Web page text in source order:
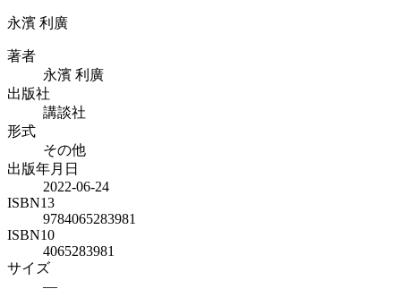
永濱 利廣
著者
永濱 利廣
出版社
講談社
形式
その他
出版年月日
2022-06-24
ISBN13
9784065283981
ISBN10
4065283981
サイズ
—